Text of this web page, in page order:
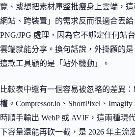
覽、或想把素材庫整批瘦身上雲端，
網站、跨裝置」的需求反而很適合丟給
PNG/JPG 處理，因為它不綁定任何站
雲端就能分享。換句話說，外掛顧的是
這款工具顧的是「站外機動」。
比較表中還有一個容易被忽略的差異
權。Compressor.io、ShortPixel、
時順手輸出 WebP 或 AVIF，這兩種現
下容量還能再砍一截，是 2026 年主流